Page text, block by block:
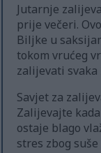
Jutarnje
prije večeri.
Biljke u
tokom vrućeg
zalijevati svaka
Savjet za
Zalijevajte
ostaje blago
stres zbog